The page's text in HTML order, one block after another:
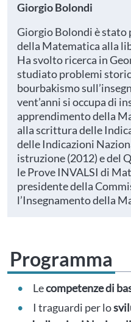
Giorgio Bolondi
Giorgio Bolondi è
della Matematica alla
Ha svolto ricerca in
studiato problemi
bourbakismo
vent’anni si occupa di
apprendimento della
alla scrittura delle
delle Indicazioni
istruzione (2012) e del
le Prove INVALSI di
presidente della
l’Insegnamento della
Programma
Lecompetenze di
I traguardi per lo